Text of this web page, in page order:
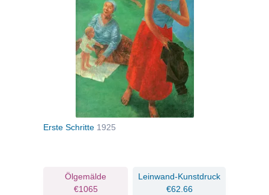
Erste Schritte 1925
Ölgemälde
€1065
Leinwand-Kunstdruck
€62.66